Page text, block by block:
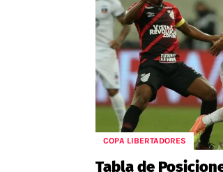
COPA LIBERTADORES
Tabla de